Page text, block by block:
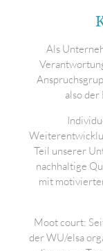
Als
also der
Teil unserer
nachhaltige
mit
Moot court:
der WU/elsa